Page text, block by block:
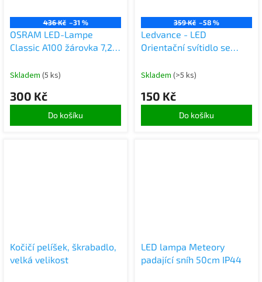
436 Kč –31 %
OSRAM LED-Lampe
Classic A100 žárovka 7,2W
E27, clar, 1521 lm,
Skladem (5 ks)
300 Kč
Do košíku
359 Kč –58 %
Ledvance - LED
Orientační svítidlo se
LED/1,7W/3xAAA
Skladem (>5 ks)
150 Kč
Do košíku
Kočičí pelíšek, škrabadlo,
velká velikost
LED lampa Meteory
padající sníh 50cm IP44